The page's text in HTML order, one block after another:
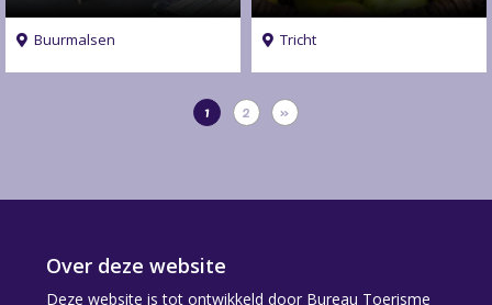
Buurmalsen Tricht
1 2 »
Over deze website
Deze website is tot ontwikkeld door Bureau Toerisme